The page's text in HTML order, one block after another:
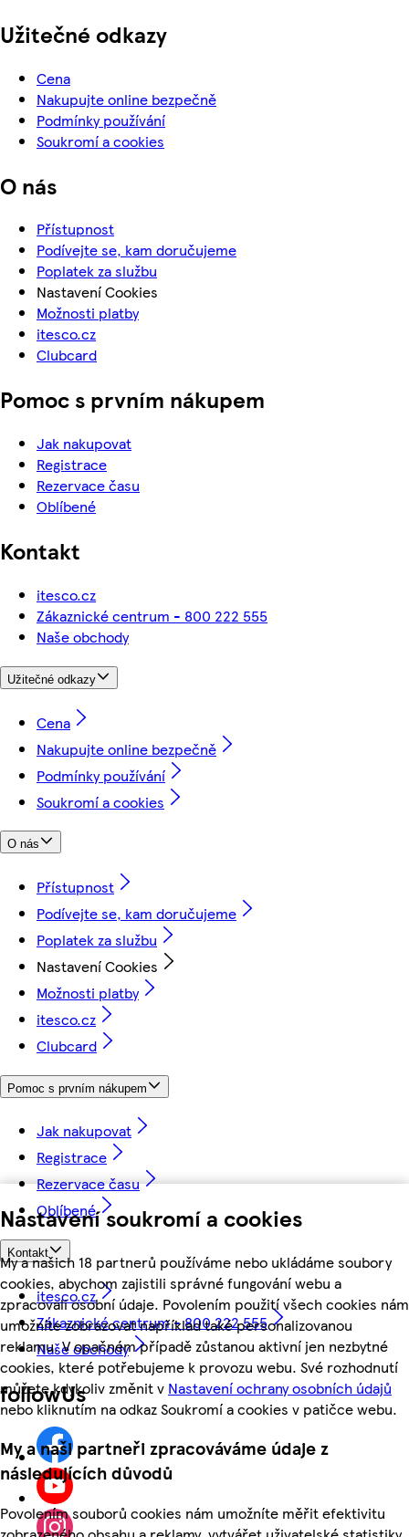
Nastavení soukromí a cookies
My a našich 18 partnerů používáme nebo ukládáme soubory
cookies, abychom zajistili správné fungování webu a
zpracovali osobní údaje. Povolením použití všech cookies nám
umožníte zobrazovat například také personalizovanou
reklamu. V opačném případě zůstanou aktivní jen nezbytné
cookies, které potřebujeme k provozu webu. Své rozhodnutí
můžete kdykoliv změnit v Nastavení ochrany osobních údajů
nebo kliknutím na odkaz Soukromí a cookies v patičce webu.
My a naši partneři zpracováváme údaje z
následujících důvodů
Povolením souborů cookies nám umožníte měřit efektivitu
Užitečné odkazy
Cena
Nakupujte online bezpečně
Podmínky používání
Soukromí a cookies
O nás
Přístupnost
Podívejte se, kam doručujeme
Poplatek za službu
Nastavení Cookies
Možnosti platby
itesco.cz
Clubcard
Pomoc s prvním nákupem
Jak nakupovat
Registrace
Rezervace času
Oblíbené
Kontakt
itesco.cz
Zákaznické centrum - 800 222 555
Naše obchody
Užitečné odkazy
Cena
Nakupujte online bezpečně
Podmínky používání
Soukromí a cookies
O nás
Přístupnost
Podívejte se, kam doručujeme
Poplatek za službu
Nastavení Cookies
Možnosti platby
itesco.cz
Clubcard
Pomoc s prvním nákupem
Jak nakupovat
Registrace
Rezervace času
Oblíbené
Kontakt
itesco.cz
Zákaznické centrum - 800 222 555
Naše obchody
followUs